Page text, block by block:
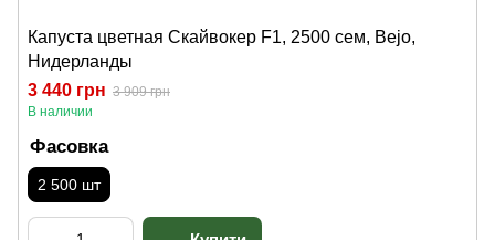
Капуста цветная Скайвокер F1, 2500 сем, Bejo,
Нидерланды
3 440 грн 3 909 грн
В наличии
Фасовка
2 500 шт